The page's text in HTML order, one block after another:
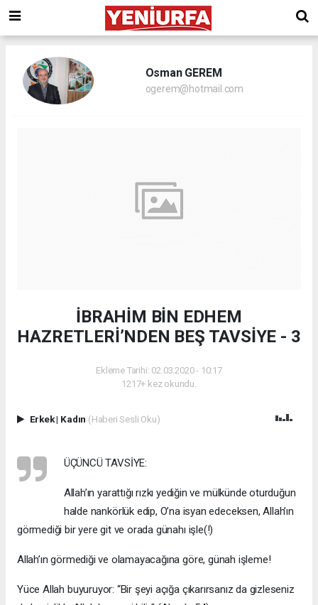
Osman GEREM
ogerem@hotmail.com
İBRAHİM BİN EDHEM
HAZRETLERİ’NDEN BEŞ TAVSİYE - 3
Ekleme Tarihi: 02.03.2020 - 10:17
1217+ kez okundu.
Erkek| Kadın (Haberi Sesli Oku)
ÜÇÜNCÜ TAVSİYE:
Allah’ın yarattığı rızkı yediğin ve mülkünde oturduğun
halde nankörlük edip, O’na isyan edeceksen, Allah’ın
görmediği bir yere git ve orada günahı işle(!)
Allah’ın görmediği ve olamayacağına göre, günah işleme!
Yüce Allah buyuruyor: “Bir şeyi açığa çıkarırsanız da gizleseniz